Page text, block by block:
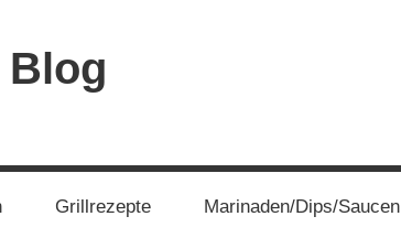
Blog
Grillrezepte Marinaden/Dips/Saucen